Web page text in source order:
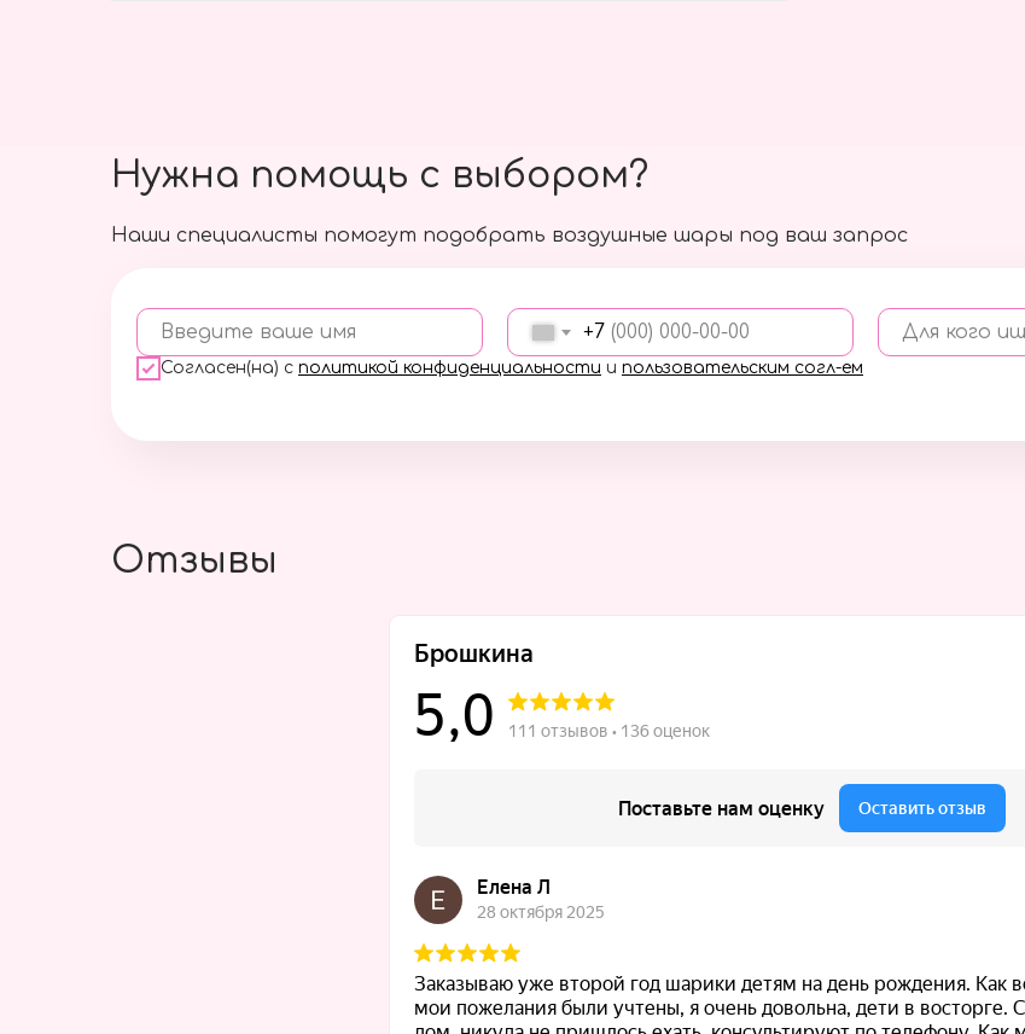
Наши специалисты помогут подобрать воздушные шары под ваш запрос
Введите ваше имя +7 Для кого
Согласен(на) с политикой конфиденциальности и пользовательским согл-ем
Нужна помощь с выбором?
Отзывы